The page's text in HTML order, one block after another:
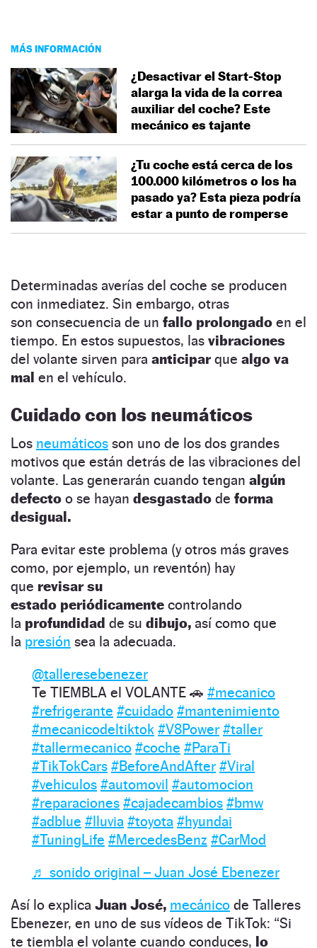
MÁS INFORMACIÓN
¿Desactivar el Start-Stop
alarga la vida de la correa
auxiliar del coche? Este
mecánico es tajante
¿Tu coche está cerca de los
100.000 kilómetros o los ha
pasado ya? Esta pieza podría
estar a punto de romperse
Determinadas averías del coche se producen
con inmediatez. Sin embargo, otras
son consecuencia de un fallo prolongado en el
tiempo. En estos supuestos, las vibraciones
del volante sirven para anticiparque algo va
mal en el vehículo.
Cuidado con los neumáticos
Los neumáticos son uno de los dos grandes
motivos que están detrás de las vibraciones del
volante. Las generarán cuando tengan algún
defecto o se hayan desgastado de forma
desigual.
Para evitar este problema (y otros más graves
como, por ejemplo, un reventón) hay
que revisar su
estado periódicamente controlando
la profundidad de su dibujo, así como que
la presión sea la adecuada.
@talleresebenezer
Te TIEMBLA el VOLANTE 🚗 #mecanico
#refrigerante #cuidado #mantenimiento
#mecanicodeltiktok #V8Power #taller
#tallermecanico #coche #ParaTi
#TikTokCars #BeforeAndAfter #Viral
#vehiculos #automovil #automocion
#reparaciones #cajadecambios #bmw
#adblue #lluvia #toyota #hyundai
#TuningLife #MercedesBenz #CarMod
♬ sonido original – Juan José Ebenezer
Así lo explica Juan José, mecánico de Talleres
Ebenezer, en uno de sus vídeos de TikTok: “Si
te tiembla el volante cuando conduces, lo